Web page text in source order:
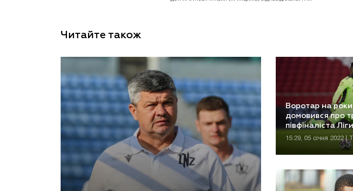
Читайте також
Воротар на роки
домовився про
півфіналіста
15:29, 05 січня 2022